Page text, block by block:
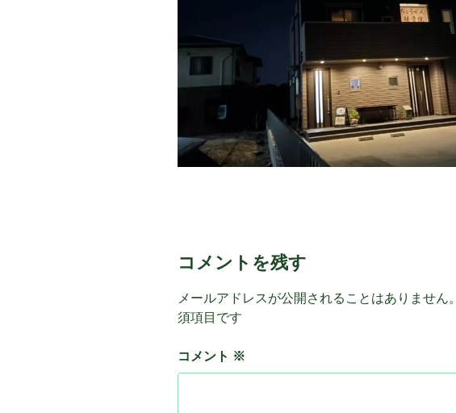
コメントを残す
メールアドレスが公開されることはありません。
須項目です
コメント ※